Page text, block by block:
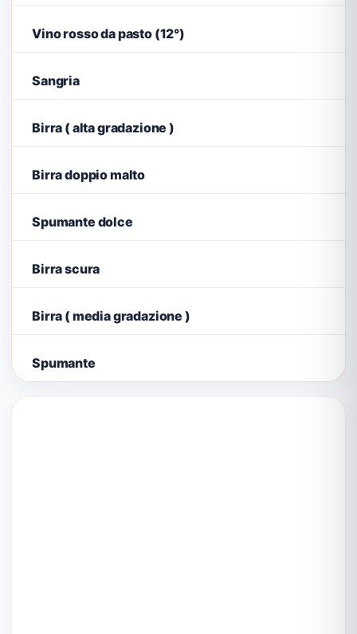
Vino rosso da pasto (12°)
Sangria
Birra ( alta gradazione )
Birra doppio malto
Spumante dolce
Birra scura
Birra ( media gradazione )
Spumante